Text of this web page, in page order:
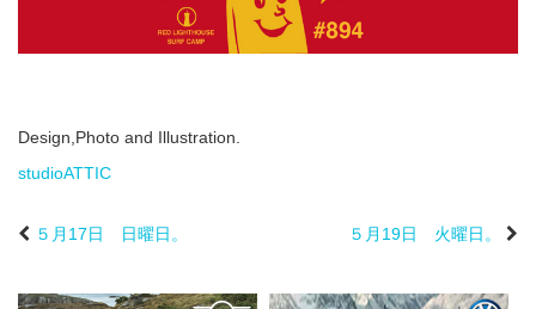
Design,Photo and Illustration.
studioATTIC
５月17日 日曜日。 ５月19日 火曜日。